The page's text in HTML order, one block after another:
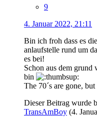
9
4. Januar 2022, 21:11
Bin ich froh dass es
anlaufstelle rund um
es bei!
Schon aus dem
bin
The 70´s are gone,
Dieser Beitrag wurde
TransAmBoy (4.